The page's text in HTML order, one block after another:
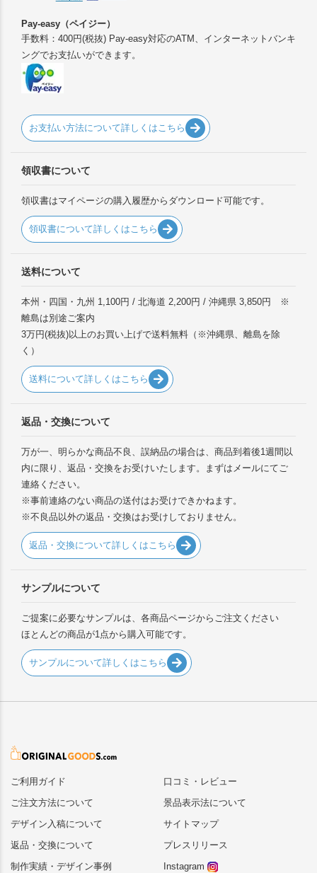
Pay-easy（ペイジー）
手数料：400円(税抜) Pay-easy対応のATM、インターネットバンキ
ングでお支払いができます。
お支払い方法について詳しくはこちら
領収書について
領収書はマイページの購入履歴からダウンロード可能です。
領収書について詳しくはこちら
送料について
本州・四国・九州 1,100円 / 北海道 2,200円 / 沖縄県 3,850円 ※
離島は別途ご案内
3万円(税抜)以上のお買い上げで送料無料（※沖縄県、離島を除
く）
送料について詳しくはこちら
返品・交換について
万が一、明らかな商品不良、誤納品の場合は、商品到着後1週間以
内に限り、返品・交換をお受けいたします。まずはメールにてご
連絡ください。
※事前連絡のない商品の送付はお受けできかねます。
※不良品以外の返品・交換はお受けしておりません。
返品・交換について詳しくはこちら
サンプルについて
ご提案に必要なサンプルは、各商品ページからご注文ください
ほとんどの商品が1点から購入可能です。
サンプルについて詳しくはこちら
ご利用ガイド
ご注文方法について
デザイン入稿について
返品・交換について
制作実績・デザイン事例
口コミ・レビュー
景品表示法について
サイトマップ
プレスリリース
Instagram